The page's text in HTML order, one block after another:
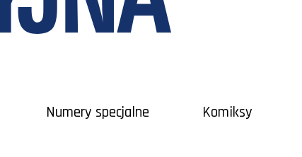
Numery specjalne Komiksy